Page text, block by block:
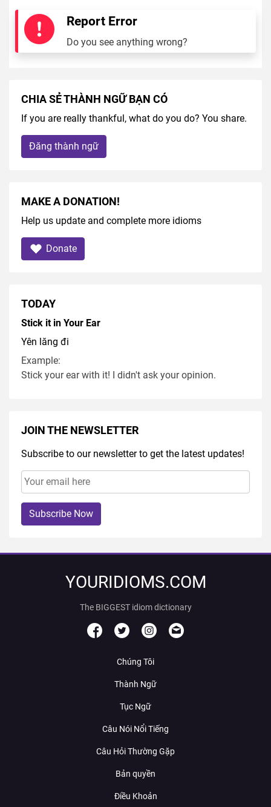
Report Error
Do you see anything wrong?
CHIA SẺ THÀNH NGỮ BẠN CÓ
If you are really thankful, what do you do? You share.
Đăng thành ngữ
MAKE A DONATION!
Help us update and complete more idioms
Donate
TODAY
Stick it in Your Ear
Yên lăng đi
Example:
Stick your ear with it! I didn't ask your opinion.
JOIN THE NEWSLETTER
Subscribe to our newsletter to get the latest updates!
Subscribe Now
YOURIDIOMS.COM
The BIGGEST idiom dictionary
Chúng Tôi
Thành Ngữ
Tục Ngữ
Câu Nói Nổi Tiếng
Câu Hỏi Thường Gặp
Bản quyền
Điều Khoản